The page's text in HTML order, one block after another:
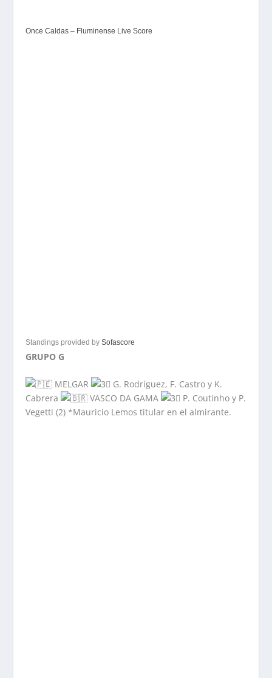
Once Caldas – Fluminense Live Score
Standings provided bySofascore
GRUPO G
MELGAR
G. Rodríguez, F. Castro y K.
Cabrera
VASCO DA GAMA
P. Coutinho y P.
Vegetti (2) *Mauricio Lemos titular en el almirante.